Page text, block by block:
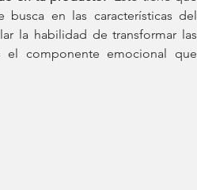
en las características del
la habilidad de transformar las
el componente emocional que